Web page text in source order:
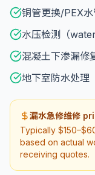
铜管更换/PEX
水压检测（
混凝土下渗漏修
地下室防水处理
漏水急修维修
Typically
based on actual
receiving quotes.